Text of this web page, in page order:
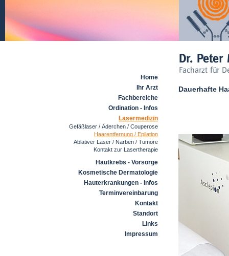
Home
Ihr Arzt
Fachbereiche
Ordination - Infos
Lasermedizin
Gefäßlaser / Äderchen / Couperose
Haarentfernung / Epilation
Ablativer Laser / Narben / Tumore
Kontakt zur Lasertherapie
Hautkrebs - Vorsorge
Kosmetische Dermatologie
Hauterkrankungen - Infos
Terminvereinbarung
Kontakt
Standort
Links
Impressum
Dauerhafte